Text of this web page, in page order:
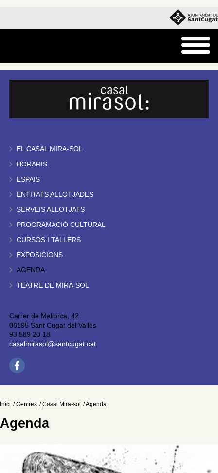
EL CASAL MIRA-SOL
HORARIS
ESPAIS
ENTITATS ALLOTJADES
SERVEIS ALLOTJATS
PROGRAMACIÓ CULTURAL
CURSOS I TALLERS
EXPOSICIONS
AGENDA
TEATRE DE MIRA-SOL
Carrer de Mallorca, 42
08195 Sant Cugat del Vallès
93 589 20 18
casalmirasol@santcugat.cat
Inici Centres Casal Mira-sol Agenda
Agenda